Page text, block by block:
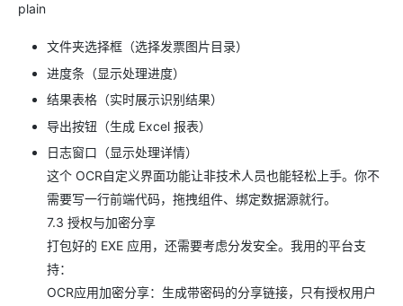
plain
文件夹选择框（选择发票图片目录）
进度条（显示处理进度）
结果表格（实时展示识别结果）
导出按钮（生成 Excel 报表）
日志窗口（显示处理详情）
这个 OCR自定义界面功能让非技术人员也能轻松上手。你不
需要写一行前端代码，拖拽组件、绑定数据源就行。
7.3 授权与加密分享
打包好的 EXE 应用，还需要考虑分发安全。我用的平台支
持：
OCR应用加密分享：生成带密码的分享链接，只有授权用户